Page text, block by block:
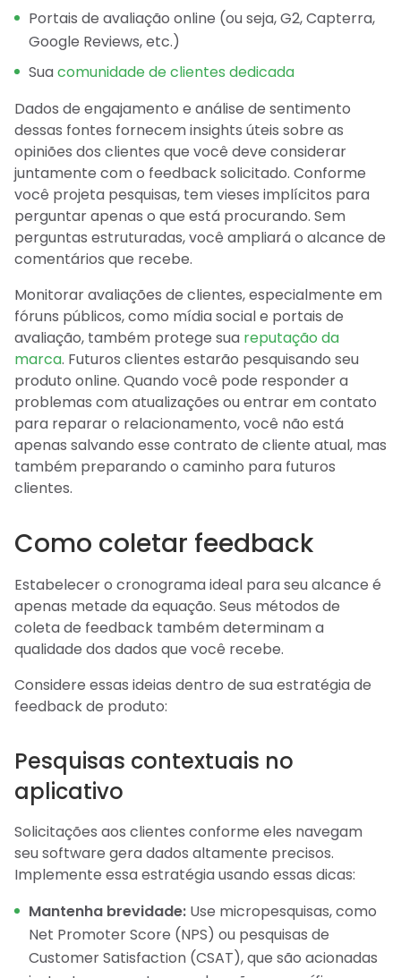
Portais de avaliação online (ou seja, G2, Capterra,
Google Reviews, etc.)
Suacomunidade de clientes dedicada
Dados de engajamento e análise de sentimento
dessas fontes fornecem insights úteis sobre as
opiniões dos clientes que você deve considerar
juntamente com o feedback solicitado. Conforme
você projeta pesquisas, tem vieses implícitos para
perguntar apenas o que está procurando. Sem
perguntas estruturadas, você ampliará o alcance de
comentários que recebe.
Monitorar avaliações de clientes, especialmente em
fóruns públicos, como mídia social e portais de
avaliação, também protege sua reputação da
marca. Futuros clientes estarão pesquisando seu
produto online. Quando você pode responder a
problemas com atualizações ou entrar em contato
para reparar o relacionamento, você não está
apenas salvando esse contrato de cliente atual, mas
também preparando o caminho para futuros
clientes.
Como coletar feedback
Estabelecer o cronograma ideal para seu alcance é
apenas metade da equação. Seus métodos de
coleta de feedback também determinam a
qualidade dos dados que você recebe.
Considere essas ideias dentro de sua estratégia de
feedback de produto:
Pesquisas contextuais no
aplicativo
Solicitações aos clientes conforme eles navegam
seu software gera dados altamente precisos.
Implemente essa estratégia usando essas dicas:
Mantenha brevidade: Use micropesquisas, como
Net Promoter Score (NPS) ou pesquisas de
Customer Satisfaction (CSAT), que são acionadas